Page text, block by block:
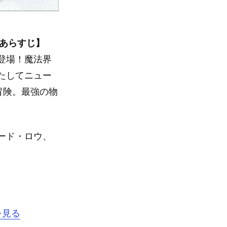
らすじ】
場！魔法界
してニュー
。最強の物
・ロウ、
る